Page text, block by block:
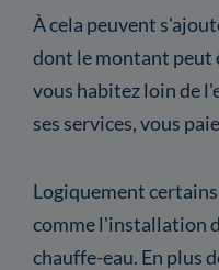
À cela peuvent
dont le montant peut
vous habitez loin de
ses services, vous
Logiquement
comme l'installation
chauffe-eau. En plus